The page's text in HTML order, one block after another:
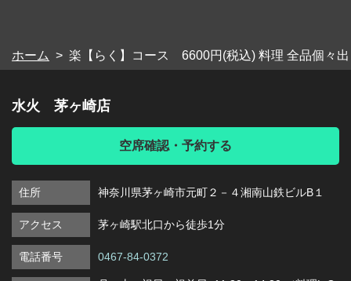
ホーム 楽【らく】コース 6600円(税込) 料理 全品個々
水火 茅ヶ崎店
空席確認・予約する
住所 神奈川県茅ヶ崎市元町２－４湘南山鉄ビルB１
アクセス 茅ヶ崎駅北口から徒歩1分
電話番号 0467-84-0372